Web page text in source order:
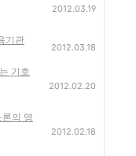
2012.03.19
기관
2012.03.18
기호
2012.02.20
의 영
2012.02.18